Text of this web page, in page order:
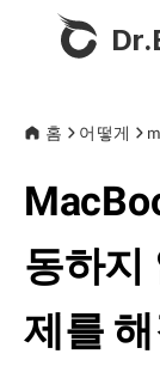
제품
스토어
블로그
홈 어떻게
동하지
제를